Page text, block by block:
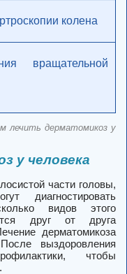
колена
вращательной
лечить дерматомикоз у
у человека
части головы,
диагностировать
видов этого
друг от друга
дерматомикоза
выздоровления
чтобы